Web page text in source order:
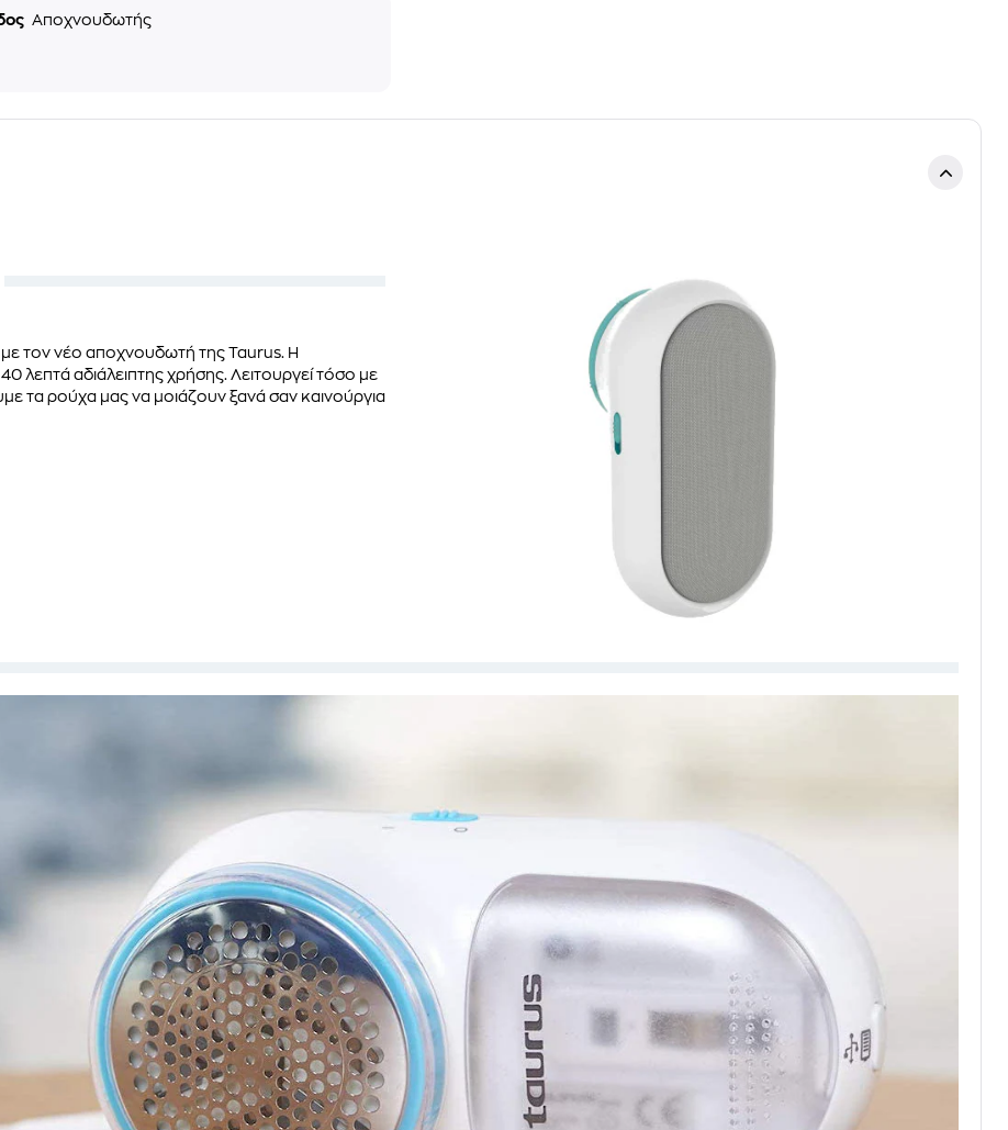
Αποχνουδωτής
τον νέο αποχνουδωτή της Taurus. Η
λεπτά αδιάλειπτης χρήσης. Λειτουργεί τόσο με
τα ρούχα μας να μοιάζουν ξανά σαν καινούργια